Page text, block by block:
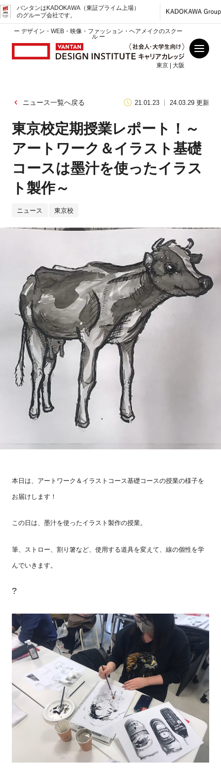
バンタンはKADOKAWA（東証プライム上場）
のグループ会社です。
ー デザイン・WEB・映像・ファッション・ヘアメイクのスクー
ル ー
東京 | 大阪
ニュース一覧へ戻る 21.01.23 24.03.29 更新
東京校定期授業レポート！～
アートワーク＆イラスト基礎
コースは墨汁を使ったイラス
ト製作～
ニュース 東京校
本日は、アートワーク＆イラストコース基礎コースの授業の様子を
お届けします！
この日は、墨汁を使ったイラスト製作の授業。
筆、ストロー、割り箸など、使用する道具を変えて、線の個性を学
んでいきます。
?